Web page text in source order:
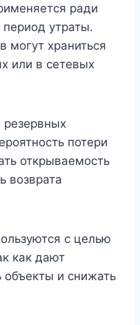
ради
утраты.
могут храниться
или в сетевых
резервных
потери
открываемость
возврата
с целью
как дают
объекты и снижать